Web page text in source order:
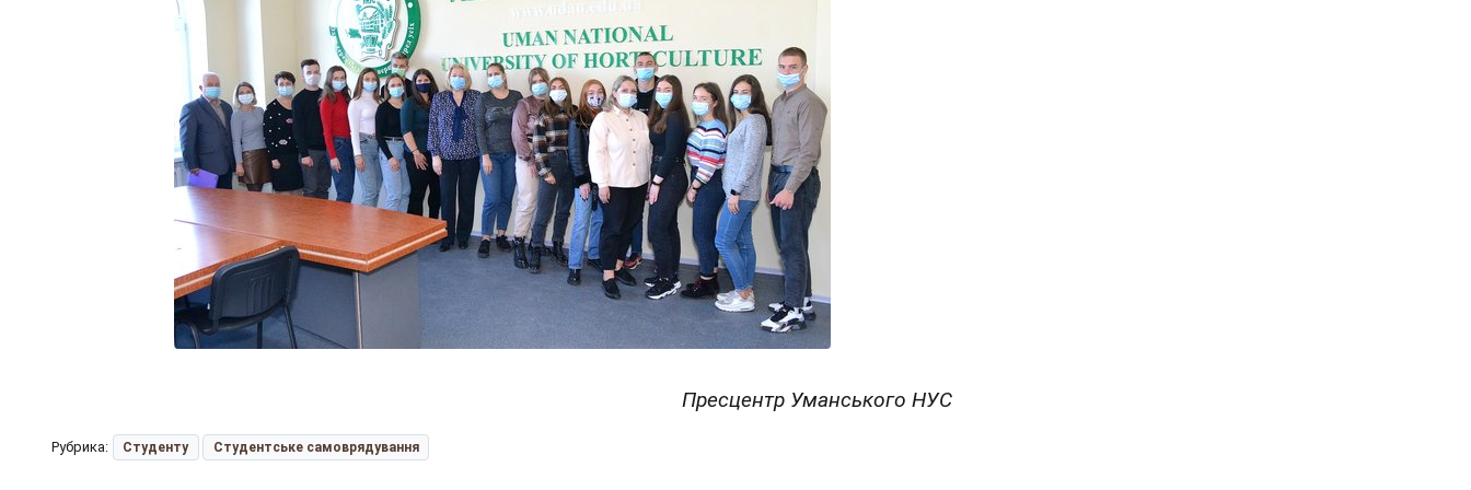
Пресцентр Уманського НУС
Рубрика: Студенту Студентське самоврядування